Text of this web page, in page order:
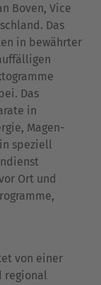
Boven, Vice
Das
in bewährter
Das
in
Magen-
speziell
Ort und
von einer
regional